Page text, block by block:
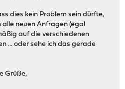
dies kein Problem sein dürfte,
neuen Anfragen (egal
auf die verschiedenen
... oder sehe ich das gerade
Grüße,